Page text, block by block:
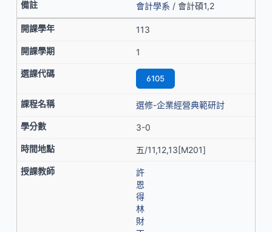
會計學系 / 會計碩1,2
113
1
6105
選修-企業經營典範研討
3-0
五/11,12,13[M201]
許
恩
得
林
財